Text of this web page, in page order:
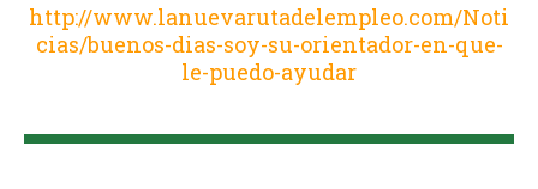
http://www.lanuevarutadelempleo.com/Noti
cias/buenos-dias-soy-su-orientador-en-que-
le-puedo-ayudar